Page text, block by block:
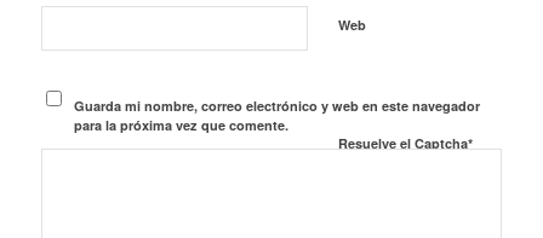
Web
Guarda mi nombre, correo electrónico y web en este navegador
para la próxima vez que comente.
Resuelve el Captcha*